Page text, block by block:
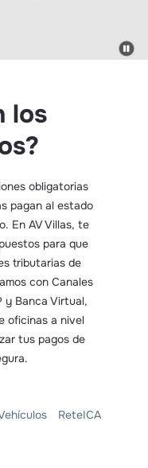
los
obligatorias
pagan al estado
En AV Villas, te
para que
tributarias de
con Canales
y Banca Virtual,
oficinas a nivel
tus pagos de
ReteICA